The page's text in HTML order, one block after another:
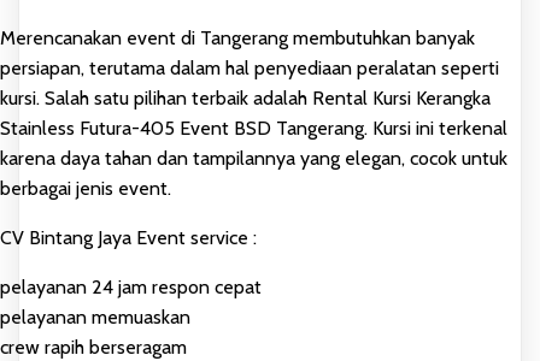
Merencanakan event di Tangerang membutuhkan banyak
persiapan, terutama dalam hal penyediaan peralatan seperti
kursi. Salah satu pilihan terbaik adalah Rental Kursi Kerangka
Stainless Futura-405 Event BSD Tangerang. Kursi ini terkenal
karena daya tahan dan tampilannya yang elegan, cocok untuk
berbagai jenis event.
CV Bintang Jaya Event service :
pelayanan 24 jam respon cepat
pelayanan memuaskan
crew rapih berseragam